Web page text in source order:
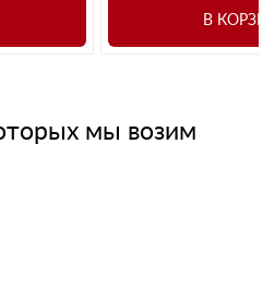
В
мы возим